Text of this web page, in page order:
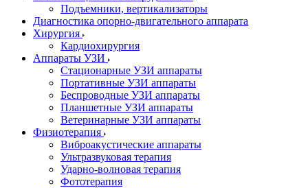
Подъемники, вертикализаторы
Диагностика опорно-двигательного аппарата
Хирургия
Кардиохирургия
Аппараты УЗИ
Стационарные УЗИ аппараты
Портативные УЗИ аппараты
Беспроводные УЗИ аппараты
Планшетные УЗИ аппараты
Ветеринарные УЗИ аппараты
Физиотерапия
Виброакустические аппараты
Ультразвуковая терапия
Ударно-волновая терапия
Фототерапия